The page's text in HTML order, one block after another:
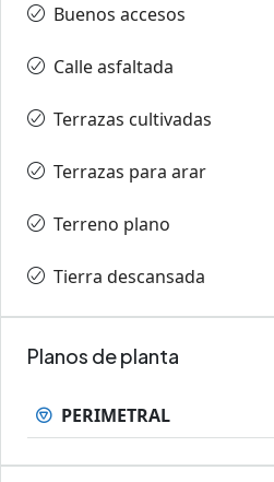
Buenos accesos
Calle asfaltada
Terrazas cultivadas
Terrazas para arar
Terreno plano
Tierra descansada
Planos de planta
PERIMETRAL